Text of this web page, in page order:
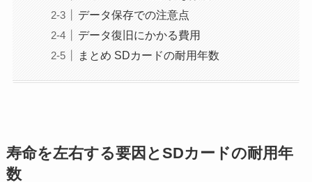
データ保存での注意点
データ復旧にかかる費用
まとめ SDカードの耐用年数
寿命を左右する要因とSDカードの耐用年
数